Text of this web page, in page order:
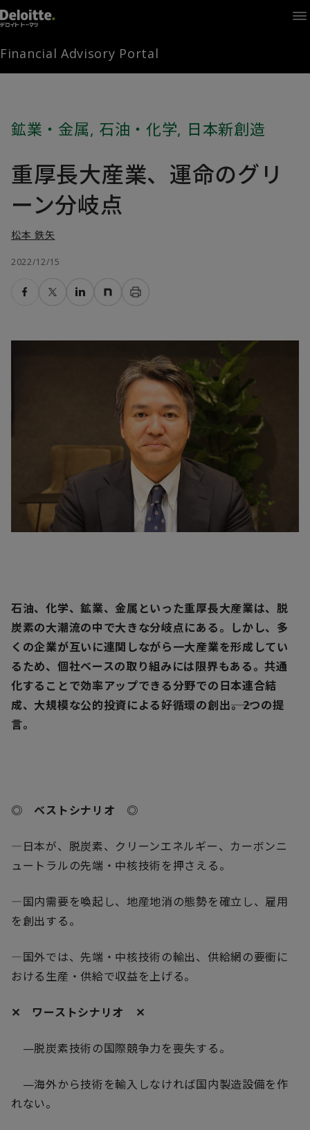
Home
Times
Channel
Library
お問い合わせ
FAMとは
FA Portal
ログイン
Financial Advisory Portal
鉱業・金属, 石油・化学, 日本新創造
重厚長大産業、運命のグリ
ーン分岐点
松本 鉄矢
2022/12/15
石油、化学、鉱業、金属といった重厚長大産業は、脱
炭素の大潮流の中で大きな分岐点にある。しかし、多
くの企業が互いに連関しながら一大産業を形成してい
るため、個社ベースの取り組みには限界もある。共通
化することで効率アップできる分野での日本連合結
成、大規模な公的投資による好循環の創出――。2つの提
言。
◎ ベストシナリオ ◎
―日本が、脱炭素、クリーンエネルギー、カーボンニ
ュートラルの先端・中核技術を押さえる。
―国内需要を喚起し、地産地消の態勢を確立し、雇用
を創出する。
―国外では、先端・中核技術の輸出、供給網の要衝に
おける生産・供給で収益を上げる。
✕ ワーストシナリオ ✕
—脱炭素技術の国際競争力を喪失する。
—海外から技術を輸入しなければ国内製造設備を作
れない。